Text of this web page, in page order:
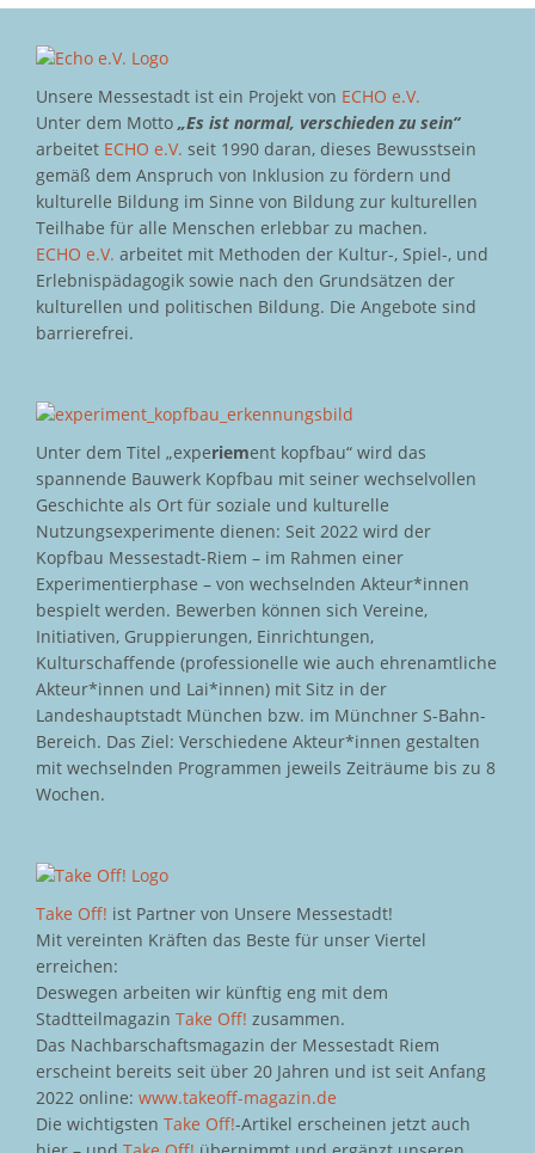
Unsere Messestadt ist ein Projekt von ECHO e.V.
Unter dem Motto „Es ist normal, verschieden zu sein“
arbeitet ECHO e.V. seit 1990 daran, dieses Bewusstsein
gemäß dem Anspruch von Inklusion zu fördern und
kulturelle Bildung im Sinne von Bildung zur kulturellen
Teilhabe für alle Menschen erlebbar zu machen.
ECHO e.V. arbeitet mit Methoden der Kultur-, Spiel-, und
Erlebnispädagogik sowie nach den Grundsätzen der
kulturellen und politischen Bildung. Die Angebote sind
barrierefrei.
Unter dem Titel „experiement kopfbau“ wird das
spannende Bauwerk Kopfbau mit seiner wechselvollen
Geschichte als Ort für soziale und kulturelle
Nutzungsexperimente dienen: Seit 2022 wird der
Kopfbau Messestadt-Riem – im Rahmen einer
Experimentierphase – von wechselnden Akteur*innen
bespielt werden. Bewerben können sich Vereine,
Initiativen, Gruppierungen, Einrichtungen,
Kulturschaffende (professionelle wie auch ehrenamtliche
Akteur*innen und Lai*innen) mit Sitz in der
Landeshauptstadt München bzw. im Münchner S-Bahn-
Bereich. Das Ziel: Verschiedene Akteur*innen gestalten
mit wechselnden Programmen jeweils Zeiträume bis zu 8
Wochen.
Take Off! ist Partner von Unsere Messestadt!
Mit vereinten Kräften das Beste für unser Viertel
erreichen:
Deswegen arbeiten wir künftig eng mit dem
Stadtteilmagazin Take Off! zusammen.
Das Nachbarschaftsmagazin der Messestadt Riem
erscheint bereits seit über 20 Jahren und ist seit Anfang
2022 online: www.takeoff-magazin.de
Die wichtigsten Take Off!-Artikel erscheinen jetzt auch